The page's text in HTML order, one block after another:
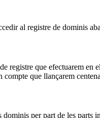
al registre de dominis
registre que efectuarem
que llançarem
per part de les parts